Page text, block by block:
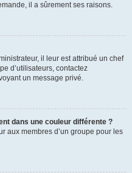
il a sûrement ses raisons.
il leur est attribué un chef
d’utilisateurs, contactez
un message privé.
dans une couleur différente ?
aux membres d’un groupe pour les